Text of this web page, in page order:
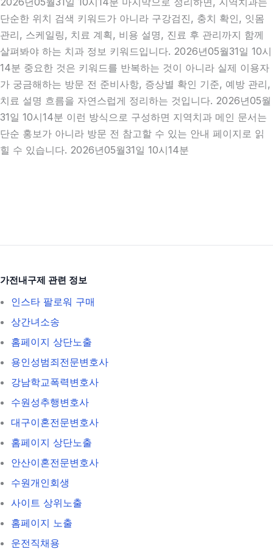
단순한 위치 검색 키워드가 아니라 구강검진, 충치 확인, 잇몸
관리, 스케일링, 치료 계획, 비용 설명, 진료 후 관리까지 함께
살펴봐야 하는 치과 정보 키워드입니다. 2026년05월31일 10시
14분 중요한 것은 키워드를 반복하는 것이 아니라 실제 이용자
가 궁금해하는 방문 전 준비사항, 증상별 확인 기준, 예방 관리,
치료 설명 흐름을 자연스럽게 정리하는 것입니다. 2026년05월
31일 10시14분 이런 방식으로 구성하면 지역치과 메인 문서는
단순 홍보가 아니라 방문 전 참고할 수 있는 안내 페이지로 읽
힐 수 있습니다. 2026년05월31일 10시14분
가전내구제 관련 정보
인스타 팔로워 구매
상간녀소송
홈페이지 상단노출
용인성범죄전문변호사
강남학교폭력변호사
수원성추행변호사
대구이혼전문변호사
홈페이지 상단노출
안산이혼전문변호사
수원개인회생
사이트 상위노출
홈페이지 노출
운전직채용